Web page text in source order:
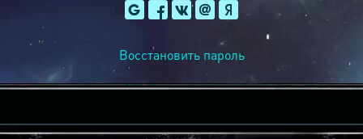
Восстановить пароль